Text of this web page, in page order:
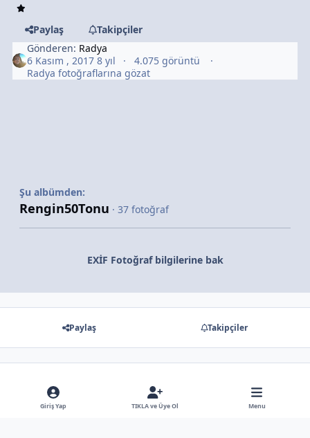
Paylaş
Takipçiler
Gönderen: Radya
6 Kasım , 20178 yıl
4.075 görüntü
Radya fotoğraflarına gözat
Şu albümden:
Rengin50Tonu · 37 fotoğraf
EXİF Fotoğraf bilgilerine bak
Paylaş Takipçiler
Gösterilecek hiç bir yorum yok
Giriş Yap TIKLA ve Üye Ol Menu